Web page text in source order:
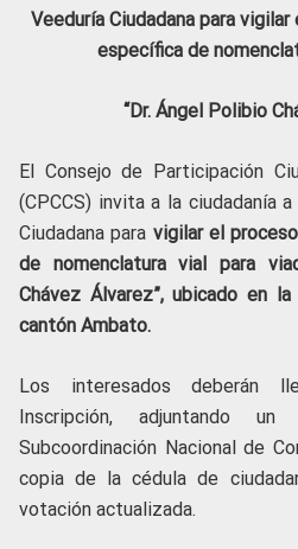
Veeduría Ciudadana para vigilar
específica de
“Dr. Ángel Polibio
El Consejo de Participación
(CPCCS) invita a la ciudadanía
Ciudadana para vigilar el
de nomenclatura vial para
Chávez Álvarez”, ubicado en
cantón Ambato.
Los interesados deberán
Inscripción, adjuntando
Subcoordinación Nacional de
copia de la cédula de
votación actualizada.